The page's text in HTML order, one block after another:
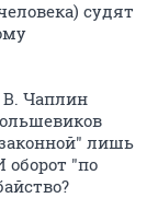
судят
В. Чаплин
лишь
оборот "по